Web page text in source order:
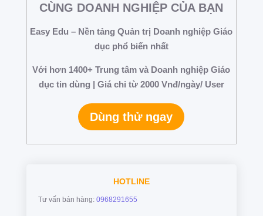
CÙNG DOANH NGHIỆP CỦA BẠN
Easy Edu – Nền tảng Quản trị Doanh nghiệp Giáo
dục phổ biến nhất
Với hơn 1400+ Trung tâm và Doanh nghiệp Giáo
dục tin dùng | Giá chỉ từ 2000 Vnđ/ngày/ User
Dùng thử ngay
HOTLINE
Tư vấn bán hàng: 0968291655